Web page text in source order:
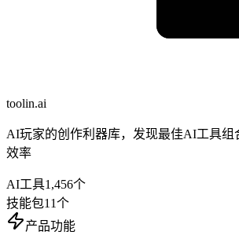
toolin.ai
AI玩家的创作利器库，发现最佳AI工具组
效率
AI工具1,456个
技能包11个
产品功能